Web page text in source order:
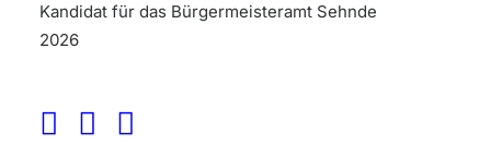
Kandidat für das Bürgermeisteramt Sehnde
2026